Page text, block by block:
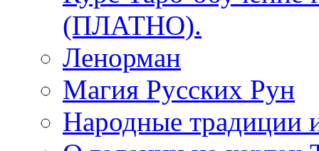
(ПЛАТНО).
Ленорман
Магия Русских Рун
Народные традиции